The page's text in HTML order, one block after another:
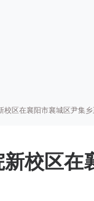
校区在襄阳市襄城区尹集乡
校区在